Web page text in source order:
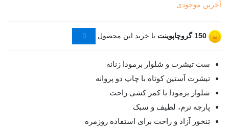
آخرین موجودی
150 گروچاپوینت با خرید این محصول
ست تیشرت و شلوار برمودا زنانه
تیشرت آستین کوتاه با چاپ دو پروانه
شلوار برمودا با کمر کشی راحت
پارچه نرم، لطیف و سبک
تنخور آزاد و راحت برای استفاده روزمره